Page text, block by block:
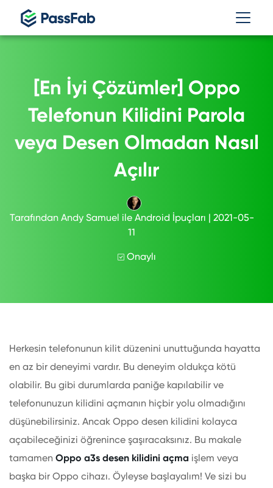
[En İyi Çözümler] Oppo
Telefonun Kilidini Parola
veya Desen Olmadan Nasıl
Açılır
TarafındanAndy Samuel ileAndroid İpuçları | 2021-05-
11
Onaylı
Herkesin telefonunun kilit düzenini unuttuğunda hayatta
en az bir deneyimi vardır. Bu deneyim oldukça kötü
olabilir. Bu gibi durumlarda paniğe kapılabilir ve
telefonunuzun kilidini açmanın hiçbir yolu olmadığını
düşünebilirsiniz. Ancak Oppo desen kilidini kolayca
açabileceğinizi öğrenince şaşıracaksınız. Bu makale
tamamen Oppo a3s desen kilidini açma işlem veya
başka bir Oppo cihazı. Öyleyse başlayalım! Ve sizi bu